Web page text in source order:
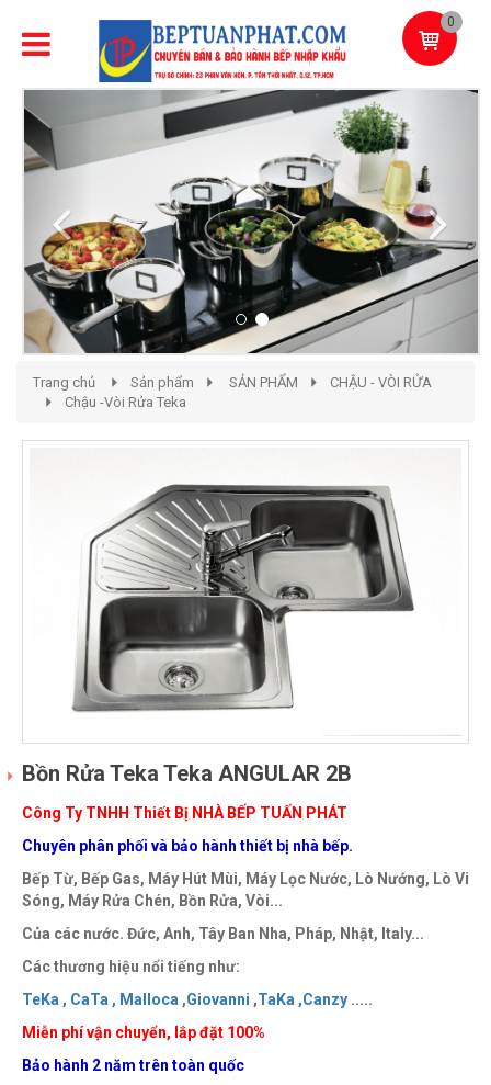
0
Previous
Trang chủ Sản phẩm SẢN PHẨM
CHẬU - VÒI RỬA
Chậu -Vòi Rửa Teka
Bồn Rửa Teka Teka ANGULAR 2B
Công Ty TNHH Thiết Bị NHÀ BẾP TUẤN PHÁT
Chuyên phân phối và bảo hành thiết bị nhà bếp.
Bếp Từ, Bếp Gas, Máy Hút Mùi, Máy Lọc Nước, Lò Nướng, Lò Vi
Sóng, Máy Rửa Chén, Bồn Rửa, Vòi...
Của các nước. Đức, Anh, Tây Ban Nha, Pháp, Nhật, Italy...
Các thương hiệu nổi tiếng như:
TeKa , CaTa , Malloca ,Giovanni ,TaKa ,Canzy .....
Miễn phí vận chuyển, lắp đặt 100%
Bảo hành 2 năm trên toàn quốc